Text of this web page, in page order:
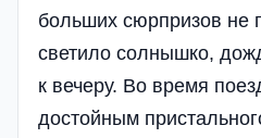
больших сюрпризов не
светило солнышко,
к вечеру. Во время
достойным